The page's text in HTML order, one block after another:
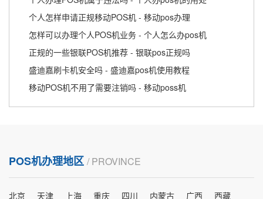
个人怎样申请正规移动POS机 - 移动pos办理
怎样可以办理个人POS机业务 - 个人怎么办pos机
正规的一些银联POS机推荐 - 银联pos正规吗
盛迪嘉刷卡机安全吗 - 盛迪嘉pos机使用教程
移动POS机不用了需要注销吗 - 移动poss机
POS机办理地区 / PROVINCE
北京 天津 上海 重庆 四川 内蒙古 广西 西藏